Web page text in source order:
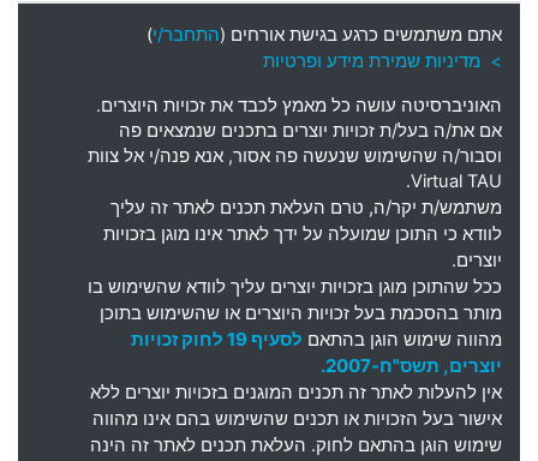
אתם משתמשים כרגע בגישת אורחים (התחבר/י)
> מדיניות שמירת מידע ופרטיות
האוניברסיטה עושה כל מאמץ לכבד את זכויות היוצרים.
אם את/ה בעל/ת זכויות יוצרים בתכנים שנמצאים פה
וסבור/ה שהשימוש שנעשה פה אסור, אנא פנה/י אל צוות
Virtual TAU.
משתמש/ת יקר/ה, טרם העלאת תכנים לאתר זה עליך
לוודא כי התוכן שמועלה על ידך לאתר אינו מוגן בזכויות
יוצרים.
ככל שהתוכן מוגן בזכויות יוצרים עליך לוודא שהשימוש בו
מותר בהסכמת בעל זכויות היוצרים או שהשימוש בתוכן
מהווה שימוש הוגן בהתאם
לסעיף 19 לחוק זכויות
יוצרים, תשס"ח-2007.
אין להעלות לאתר זה תכנים המוגנים בזכויות יוצרים ללא
אישור בעל הזכויות או תכנים שהשימוש בהם אינו מהווה
שימוש הוגן בהתאם לחוק. העלאת תכנים לאתר זה הינה